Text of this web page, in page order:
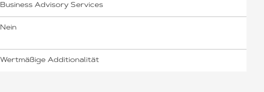
Business Advisory Services
Nein
Wertmäßige Additionalität